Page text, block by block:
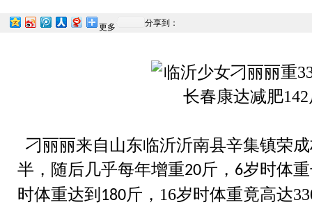
分享到：
更多
刁丽丽来自山东临沂沂南县辛集镇荣
半，随后几乎每年增重20斤， 6岁时体
时体重达到 180斤 ， 16岁时体重竟高达